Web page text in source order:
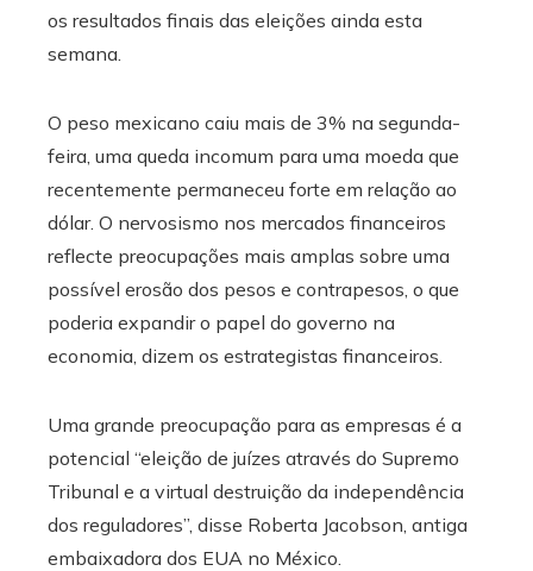
os resultados finais das eleições ainda esta
semana.
O peso mexicano caiu mais de 3% na segunda-
feira, uma queda incomum para uma moeda que
recentemente permaneceu forte em relação ao
dólar. O nervosismo nos mercados financeiros
reflecte preocupações mais amplas sobre uma
possível erosão dos pesos e contrapesos, o que
poderia expandir o papel do governo na
economia, dizem os estrategistas financeiros.
Uma grande preocupação para as empresas é a
potencial “eleição de juízes através do Supremo
Tribunal e a virtual destruição da independência
dos reguladores”, disse Roberta Jacobson, antiga
embaixadora dos EUA no México.